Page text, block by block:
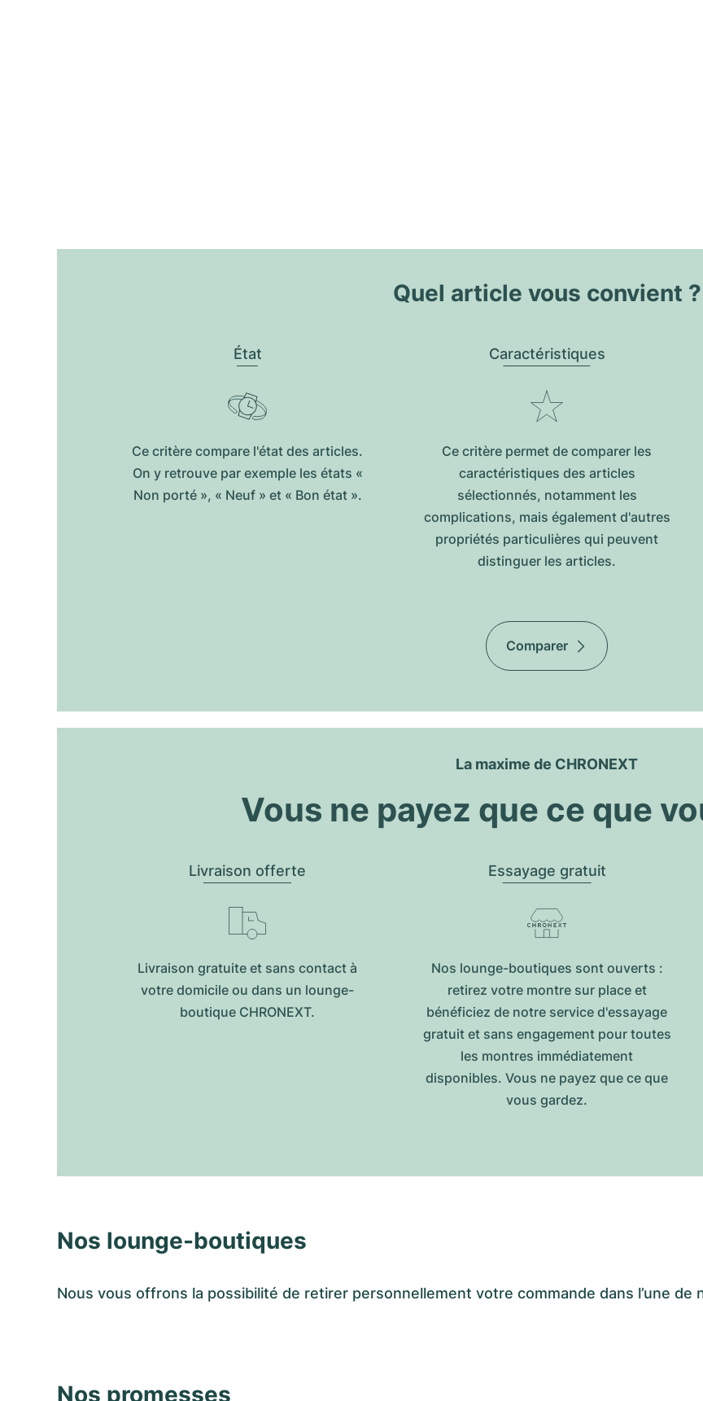
Quel article vous convient ?
État
Ce critère compare l'état des articles.
On y retrouve par exemple les états «
Non porté », « Neuf » et « Bon état ».
Caractéristiques
Ce critère permet de comparer les
caractéristiques des articles
sélectionnés, notamment les
complications, mais également d'autres
propriétés particulières qui peuvent
distinguer les articles.
Comparer
La maxime de CHRONEXT
Vous ne payez que ce que
Livraison offerte
Livraison gratuite et sans contact à
votre domicile ou dans un lounge-
boutique CHRONEXT.
Essayage gratuit
Nos lounge-boutiques sont ouverts :
retirez votre montre sur place et
bénéficiez de notre service d'essayage
gratuit et sans engagement pour toutes
les montres immédiatement
disponibles. Vous ne payez que ce que
vous gardez.
Nos lounge-boutiques
Nous vous offrons la possibilité de retirer personnellement votre commande dans l’une de
Nos promesses